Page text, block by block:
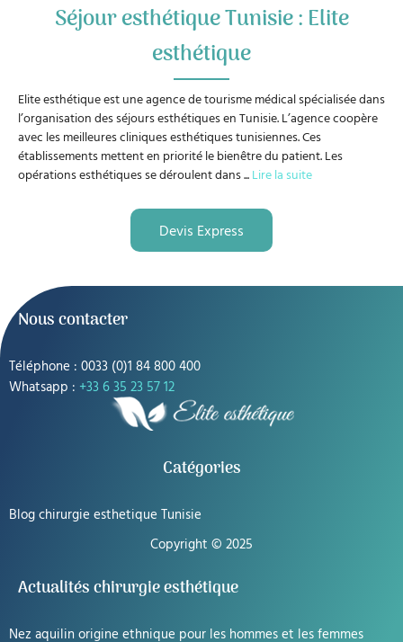
Séjour esthétique Tunisie : Elite
esthétique
Elite esthétique est une agence de tourisme médical spécialisée dans
l’organisation des séjours esthétiques en Tunisie. L’agence coopère
avec les meilleures cliniques esthétiques tunisiennes. Ces
établissements mettent en priorité le bienêtre du patient. Les
opérations esthétiques se déroulent dans...Lire la suite
Devis Express
Nous contacter
Téléphone : 0033 (0)1 84 800 400
Whatsapp : +33 6 35 23 57 12
Catégories
Blog chirurgie esthetique Tunisie
Copyright © 2025
Actualités chirurgie esthétique
Nez aquilin origine ethnique pour les hommes et les femmes